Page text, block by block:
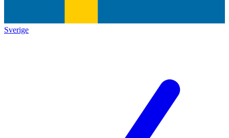
Sverige